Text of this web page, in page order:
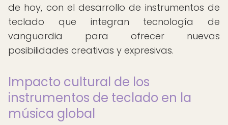
de hoy, con el desarrollo de instrumentos de
teclado que integran tecnología de
vanguardia para ofrecer nuevas
posibilidades creativas y expresivas.
Impacto cultural de los
instrumentos de teclado en la
música global